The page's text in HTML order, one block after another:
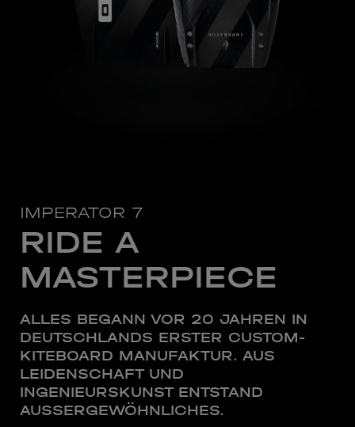
IMPERATOR 7
RIDE A
MASTERPIECE
ALLES BEGANN VOR 20 JAHREN IN
DEUTSCHLANDS ERSTER CUSTOM-
KITEBOARD MANUFAKTUR. AUS
LEIDENSCHAFT UND
INGENIEURSKUNST ENTSTAND
AUSSERGEWÖHNLICHES.